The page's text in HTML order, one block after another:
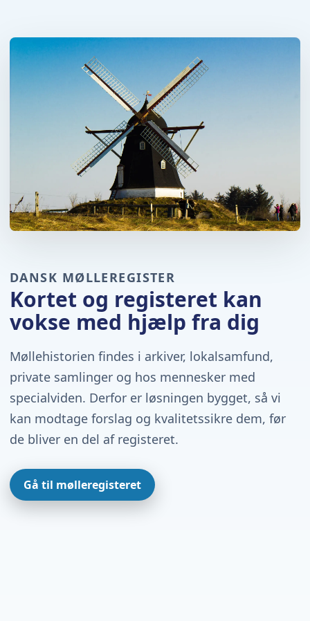
DANSK MØLLEREGISTER
Kortet og registeret kan
vokse med hjælp fra dig
Møllehistorien findes i arkiver, lokalsamfund,
private samlinger og hos mennesker med
specialviden. Derfor er løsningen bygget, så vi
kan modtage forslag og kvalitetssikre dem, før
de bliver en del af registeret.
Gå til mølleregisteret